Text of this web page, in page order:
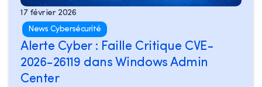
17 février 2026
News Cybersécurité
Alerte Cyber : Faille Critique CVE-
2026-26119 dans Windows Admin
Center